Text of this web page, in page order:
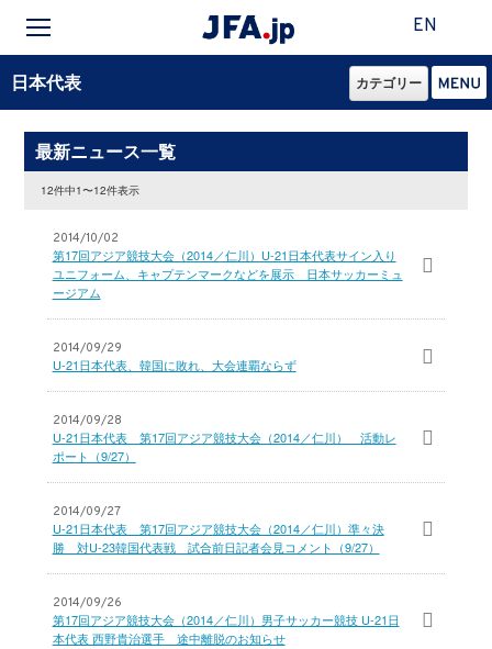
EN
日本代表 カテゴリー
最新ニュース一覧
12件中1〜12件表示
2014/10/02
第17回アジア競技大会（2014／仁川）U-21日本代表サイン入り
ユニフォーム、キャプテンマークなどを展示 日本サッカーミュ
ージアム
2014/09/29
U-21日本代表、韓国に敗れ、大会連覇ならず
2014/09/28
U-21日本代表 第17回アジア競技大会（2014／仁川） 活動レ
ポート（9/27）
2014/09/27
U-21日本代表 第17回アジア競技大会（2014／仁川）準々決
勝 対U-23韓国代表戦 試合前日記者会見コメント（9/27）
2014/09/26
第17回アジア競技大会（2014／仁川）男子サッカー競技 U-21日
本代表 西野貴治選手 途中離脱のお知らせ